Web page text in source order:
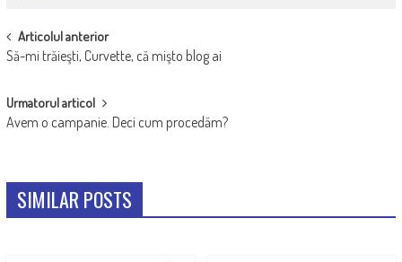
POST
NAVIGATION
Articolul anterior
Să-mi trăieşti, Curvette, că mişto blog ai
Urmatorul articol
Avem o campanie. Deci cum procedăm?
SIMILAR POSTS